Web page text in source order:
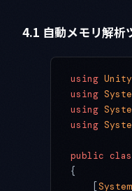
4.1 自動メモリ解析
using
using
using
using
public
{
    [
System